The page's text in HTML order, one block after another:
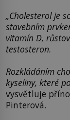
„Cholesterol je
stavebním
vitamín D,
testosteron.
Rozkládáním
kyseliny, které
vysvětluje
Pinterová.